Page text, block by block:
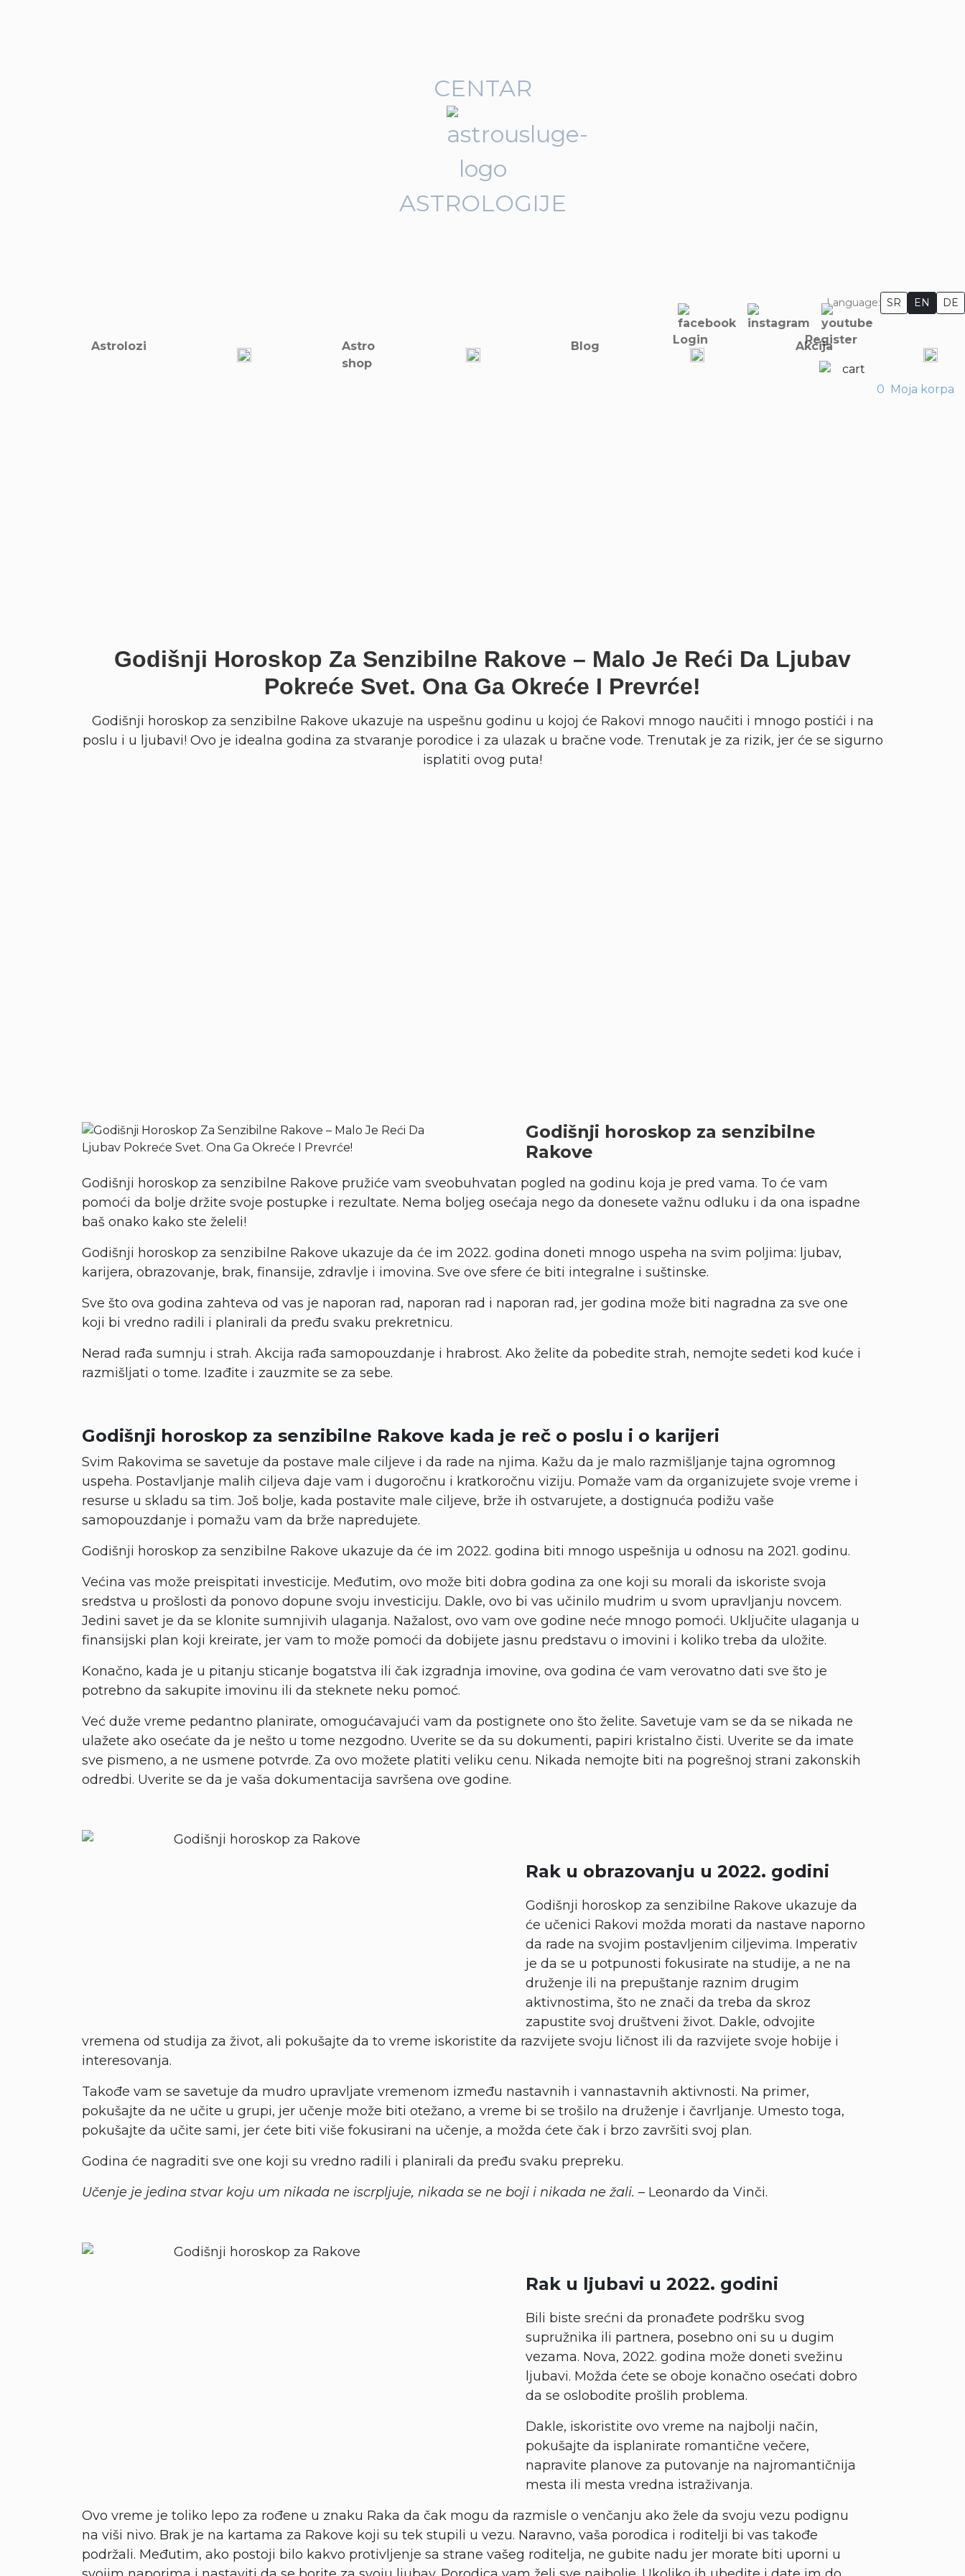
CENTAR
ASTROLOGIJE
Astrolozi
Astro
shop
Blog Akcija
Language: SR EN DE
Login Register
0 Moja korpa
Godišnji Horoskop Za Senzibilne Rakove – Malo Je Reći Da Ljubav
Pokreće Svet. Ona Ga Okreće I Prevrće!
Godišnji horoskop za senzibilne Rakove ukazuje na uspešnu godinu u kojoj će Rakovi mnogo naučiti i mnogo postići i na
poslu i u ljubavi! Ovo je idealna godina za stvaranje porodice i za ulazak u bračne vode. Trenutak je za rizik, jer će se sigurno
isplatiti ovog puta!
Godišnji horoskop za senzibilne
Rakove
Godišnji horoskop za senzibilne Rakove pružiće vam sveobuhvatan pogled na godinu koja je pred vama. To će vam
pomoći da bolje držite svoje postupke i rezultate. Nema boljeg osećaja nego da donesete važnu odluku i da ona ispadne
baš onako kako ste želeli!
Godišnji horoskop za senzibilne Rakove ukazuje da će im 2022. godina doneti mnogo uspeha na svim poljima: ljubav,
karijera, obrazovanje, brak, finansije, zdravlje i imovina. Sve ove sfere će biti integralne i suštinske.
Sve što ova godina zahteva od vas je naporan rad, naporan rad i naporan rad, jer godina može biti nagradna za sve one
koji bi vredno radili i planirali da pređu svaku prekretnicu.
Nerad rađa sumnju i strah. Akcija rađa samopouzdanje i hrabrost. Ako želite da pobedite strah, nemojte sedeti kod kuće i
razmišljati o tome. Izađite i zauzmite se za sebe.
Godišnji horoskop za senzibilne Rakove kada je reč o poslu i o karijeri
Svim Rakovima se savetuje da postave male ciljeve i da rade na njima. Kažu da je malo razmišljanje tajna ogromnog
uspeha. Postavljanje malih ciljeva daje vam i dugoročnu i kratkoročnu viziju. Pomaže vam da organizujete svoje vreme i
resurse u skladu sa tim. Još bolje, kada postavite male ciljeve, brže ih ostvarujete, a dostignuća podižu vaše
samopouzdanje i pomažu vam da brže napredujete.
Godišnji horoskop za senzibilne Rakove ukazuje da će im 2022. godina biti mnogo uspešnija u odnosu na 2021. godinu.
Većina vas može preispitati investicije. Međutim, ovo može biti dobra godina za one koji su morali da iskoriste svoja
sredstva u prošlosti da ponovo dopune svoju investiciju. Dakle, ovo bi vas učinilo mudrim u svom upravljanju novcem.
Jedini savet je da se klonite sumnjivih ulaganja. Nažalost, ovo vam ove godine neće mnogo pomoći. Uključite ulaganja u
finansijski plan koji kreirate, jer vam to može pomoći da dobijete jasnu predstavu o imovini i koliko treba da uložite.
Konačno, kada je u pitanju sticanje bogatstva ili čak izgradnja imovine, ova godina će vam verovatno dati sve što je
potrebno da sakupite imovinu ili da steknete neku pomoć.
Već duže vreme pedantno planirate, omogućavajući vam da postignete ono što želite. Savetuje vam se da se nikada ne
ulažete ako osećate da je nešto u tome nezgodno. Uverite se da su dokumenti, papiri kristalno čisti. Uverite se da imate
sve pismeno, a ne usmene potvrde. Za ovo možete platiti veliku cenu. Nikada nemojte biti na pogrešnoj strani zakonskih
odredbi. Uverite se da je vaša dokumentacija savršena ove godine.
Rak u obrazovanju u 2022. godini
Godišnji horoskop za senzibilne Rakove ukazuje da
će učenici Rakovi možda morati da nastave naporno
da rade na svojim postavljenim ciljevima. Imperativ
je da se u potpunosti fokusirate na studije, a ne na
druženje ili na prepuštanje raznim drugim
aktivnostima, što ne znači da treba da skroz
zapustite svoj društveni život. Dakle, odvojite
vremena od studija za život, ali pokušajte da to vreme iskoristite da razvijete svoju ličnost ili da razvijete svoje hobije i
interesovanja.
Takođe vam se savetuje da mudro upravljate vremenom između nastavnih i vannastavnih aktivnosti. Na primer,
pokušajte da ne učite u grupi, jer učenje može biti otežano, a vreme bi se trošilo na druženje i čavrljanje. Umesto toga,
pokušajte da učite sami, jer ćete biti više fokusirani na učenje, a možda ćete čak i brzo završiti svoj plan.
Godina će nagraditi sve one koji su vredno radili i planirali da pređu svaku prepreku.
Učenje je jedina stvar koju um nikada ne iscrpljuje, nikada se ne boji i nikada ne žali. – Leonardo da Vinči.
Rak u ljubavi u 2022. godini
Bili biste srećni da pronađete podršku svog
supružnika ili partnera, posebno oni su u dugim
vezama. Nova, 2022. godina može doneti svežinu
ljubavi. Možda ćete se oboje konačno osećati dobro
da se oslobodite prošlih problema.
Dakle, iskoristite ovo vreme na najbolji način,
pokušajte da isplanirate romantične večere,
napravite planove za putovanje na najromantičnija
mesta ili mesta vredna istraživanja.
Ovo vreme je toliko lepo za rođene u znaku Raka da čak mogu da razmisle o venčanju ako žele da svoju vezu podignu
na viši nivo. Brak je na kartama za Rakove koji su tek stupili u vezu. Naravno, vaša porodica i roditelji bi vas takođe
podržali. Međutim, ako postoji bilo kakvo protivljenje sa strane vašeg roditelja, ne gubite nadu jer morate biti uporni u